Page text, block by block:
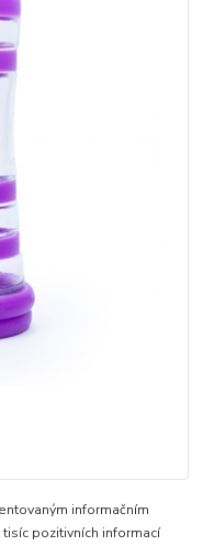
informačním
pozitivních informací